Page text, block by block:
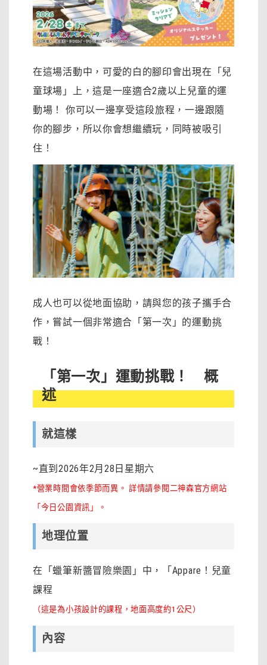
在這場活動中，可愛的白的腳印會出現在「兒
童球場」上，這是一座適合2歲以上兒童的運
動場！ 你可以一邊享受這段旅程，一邊跟隨
你的腳步，所以你會想繼續玩，同時被吸引
住！
成人也可以從地面協助，請與您的孩子攜手合
作，嘗試一個非常適合「第一次」的運動挑
戰！
「第一次」運動挑戰！ 概
述
就這樣
~直到2026年2月28日星期六
*營業時間會依季節而異。 詳情請參閱二神森官方網站
「今日公園資訊」。
地理位置
在「蠟筆新醬冒險樂園」中，「Appare！兒童
課程
（這是為小孩設計的課程，地面高度約1公尺）
內容